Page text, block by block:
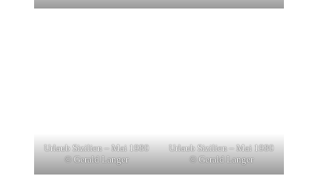
Urlaub Sizilien – Mai 1980
© Gerald Langer
Urlaub Sizilien – Mai 1980
© Gerald Langer